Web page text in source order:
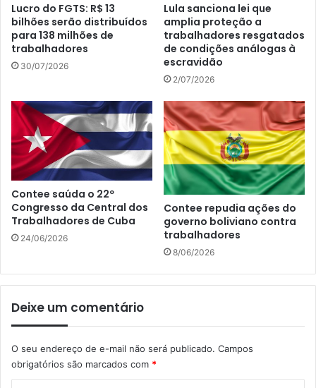
Lucro do FGTS: R$ 13
bilhões serão distribuídos
para 138 milhões de
trabalhadores
30/07/2026
Lula sanciona lei que
amplia proteção a
trabalhadores resgatados
de condições análogas à
escravidão
2/07/2026
Contee saúda o 22º
Congresso da Central dos
Trabalhadores de Cuba
24/06/2026
Contee repudia ações do
governo boliviano contra
trabalhadores
8/06/2026
Deixe um comentário
O seu endereço de e-mail não será publicado. Campos
obrigatórios são marcados com *